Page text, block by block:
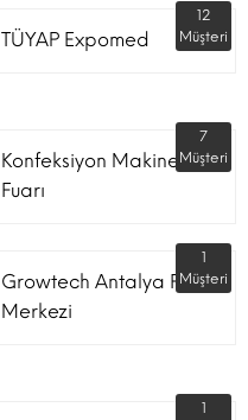
TÜYAP Expomed
12
Müşteri
Konfeksiyon Makinesi
Fuarı
7
Müşteri
Growtech Antalya Fuar
Merkezi
1
Müşteri
1